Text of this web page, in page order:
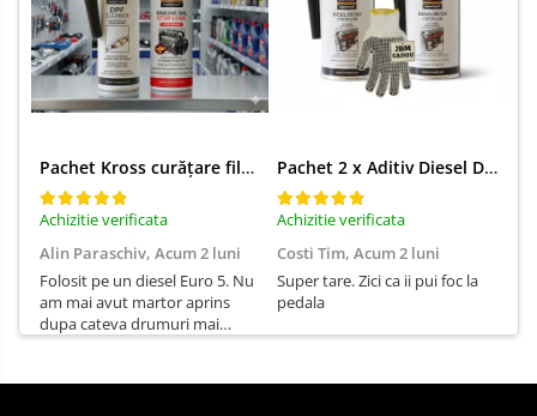
Pachet Kross curățare filtru particule DPF și etanșare ulei 250 ml + 250 ml
Achizitie verificata
Alin Paraschiv, Acum 2 luni
Folosit pe un diesel Euro 5. Nu
am mai avut martor aprins
dupa cateva drumuri mai
Pachet 2 x Aditiv Diesel Detox Premium Kross - Curățare Completă, +5 Puncte Cetanic & Protecție DPF/EGR
Achizitie verificata
Costi Tim, Acum 2 luni
Super tare. Zici ca ii pui foc la
pedala